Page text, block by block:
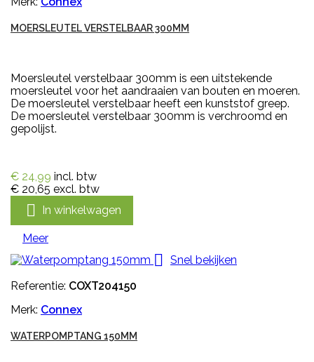
MOERSLEUTEL VERSTELBAAR 300MM
Moersleutel verstelbaar 300mm is een uitstekende
moersleutel voor het aandraaien van bouten en moeren.
De moersleutel verstelbaar heeft een kunststof greep.
De moersleutel verstelbaar 300mm is verchroomd en
gepolijst.
€ 24,99 incl. btw
€ 20,65 excl. btw
 In winkelwagen
Meer

Snel bekijken
Referentie: COXT204150
Merk: Connex
WATERPOMPTANG 150MM